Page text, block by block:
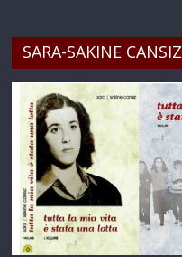
SARA-SAKINE CANSIZ